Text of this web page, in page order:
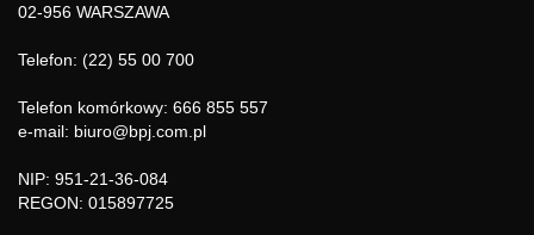
02-956 WARSZAWA
Telefon: (22) 55 00 700
Telefon komórkowy: 666 855 557
e-mail: biuro@bpj.com.pl
NIP: 951-21-36-084
REGON: 015897725